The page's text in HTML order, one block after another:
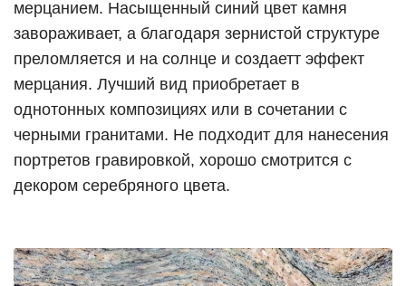
мерцанием. Насыщенный синий цвет камня
завораживает, а благодаря зернистой структуре
преломляется и на солнце и создаетт эффект
мерцания. Лучший вид приобретает в
однотонных композициях или в сочетании с
черными гранитами. Не подходит для нанесения
портретов гравировкой, хорошо смотрится с
декором серебряного цвета.